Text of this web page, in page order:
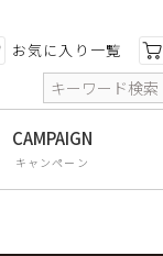
お気に入り一覧
キャンペーン
す